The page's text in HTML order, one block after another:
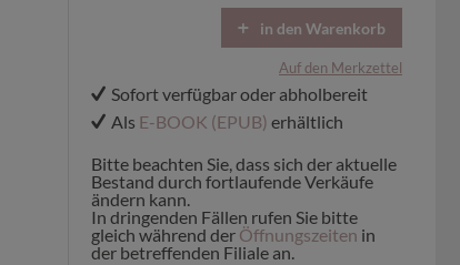
in den Warenkorb
Auf den Merkzettel
Sofort verfügbar oder abholbereit
Als E-BOOK (EPUB) erhältlich
Bitte beachten Sie, dass sich der aktuelle
Bestand durch fortlaufende Verkäufe
ändern kann.
In dringenden Fällen rufen Sie bitte
gleich während der Öffnungszeiten in
der betreffenden Filiale an.